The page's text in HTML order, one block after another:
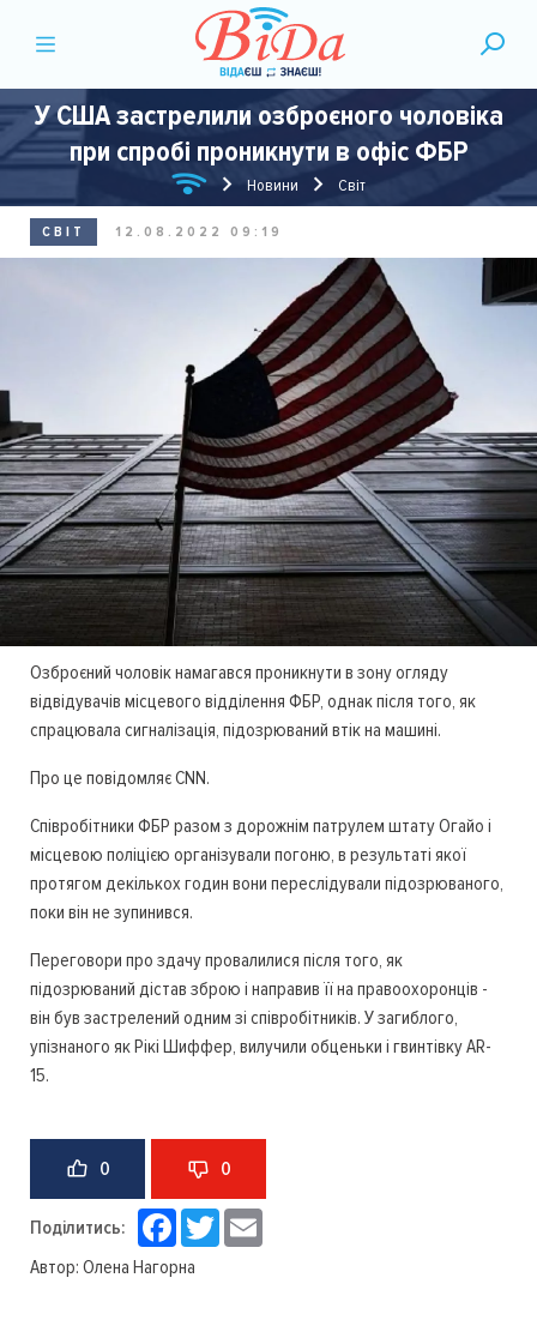
У США застрелили озброєного чоловіка
при спробі проникнути в офіс ФБР
Новини Світ
СВІТ 12.08.2022 09:19
Озброєний чоловік намагався проникнути в зону огляду
відвідувачів місцевого відділення ФБР, однак після того, як
спрацювала сигналізація, підозрюваний втік на машині.
Про це повідомляє CNN.
Співробітники ФБР разом з дорожнім патрулем штату Огайо і
місцевою поліцією організували погоню, в результаті якої
протягом декількох годин вони переслідували підозрюваного,
поки він не зупинився.
Переговори про здачу провалилися після того, як
підозрюваний дістав зброю і направив її на правоохоронців -
він був застрелений одним зі співробітників. У загиблого,
упізнаного як Рікі Шиффер, вилучили обценьки і гвинтівку AR-
15.
0 0
Поділитись: Facebook
Twitter
Автор: Олена Нагорна